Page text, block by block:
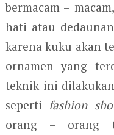
bermacam –
hati atau
karena kuku akan
ornamen yang
teknik ini
seperti fashion
orang – orang